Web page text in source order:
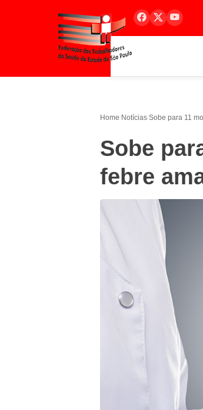
Home/Notícias/
Sobe
febre